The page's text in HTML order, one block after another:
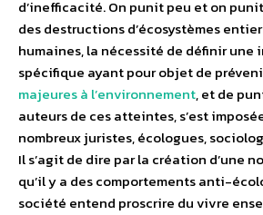
d’inefficacité. On punit peu et on
des destructions d’écosystèmes
humaines, la nécessité de définir
spécifique ayant pour objet de
majeures à l’environnement, et de
auteurs de ces atteintes, s’est
nombreux juristes, écologues,
Il s’agit de dire par la création d’une
qu’il y a des comportements anti-
société entend proscrire du vivre